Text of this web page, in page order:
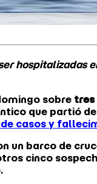
sobre tres
que partió
casos y
un barco de
cinco